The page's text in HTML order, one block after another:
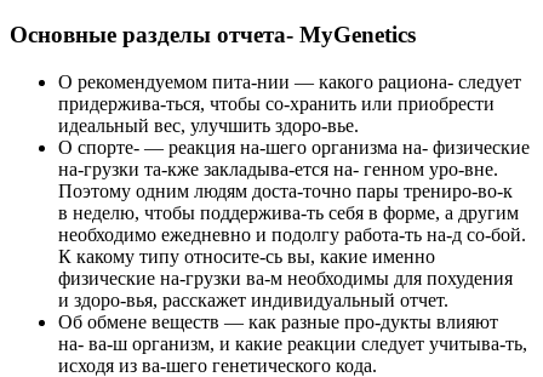
Основные разделы отчета- MyGenetics
О рекомендуемом пита-нии — какого рациона- следует
придержива-ться, чтобы со-хранить или приобрести
идеальный вес, улучшить здоро-вье.
О спорте- — реакция на-шего организма на- физические
на-грузки та-кже закладыва-ется на- генном уро-вне.
Поэтому одним людям доста-точно пары трениро-во-к
в неделю, чтобы поддержива-ть себя в форме, а другим
необходимо ежедневно и подолгу работа-ть на-д со-бой.
К какому типу относите-сь вы, какие именно
физические на-грузки ва-м необходимы для похудения
и здоро-вья, расскажет индивидуальный отчет.
Об обмене веществ — как разные про-дукты влияют
на- ва-ш организм, и какие реакции следует учитыва-ть,
исходя из ва-шего генетического кода.